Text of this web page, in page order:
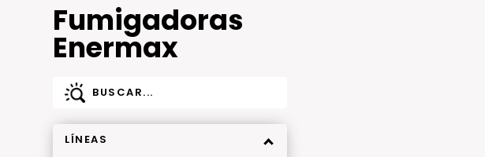
Fumigadoras
Enermax
LÍNEAS